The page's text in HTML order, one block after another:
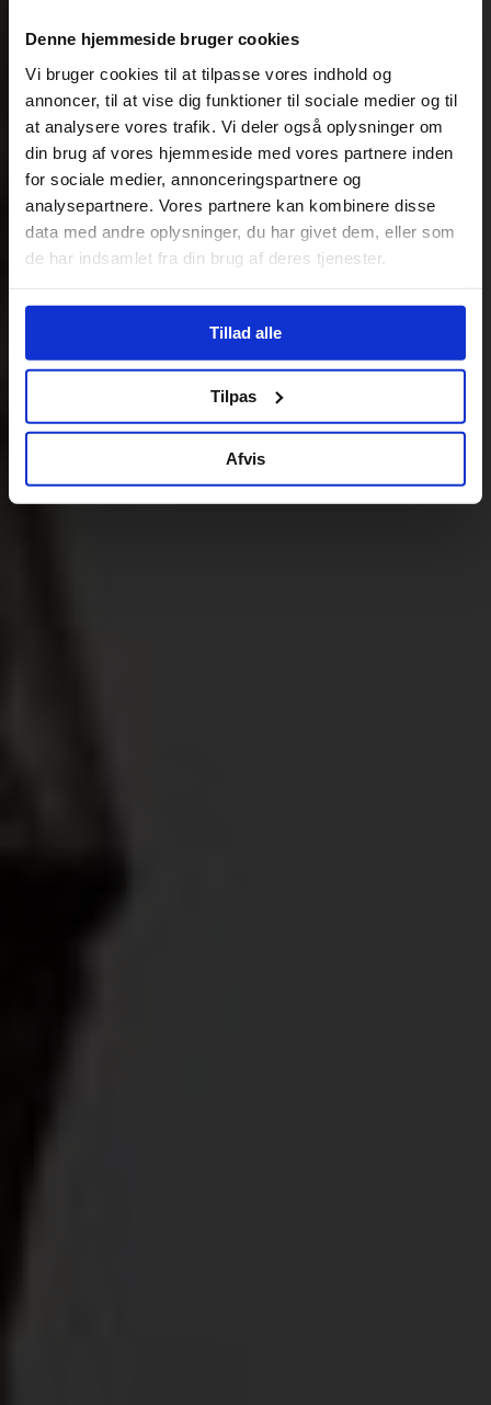
Denne hjemmeside bruger cookies
Vi bruger cookies til at tilpasse vores indhold og
annoncer, til at vise dig funktioner til sociale medier og til
at analysere vores trafik. Vi deler også oplysninger om
din brug af vores hjemmeside med vores partnere inden
for sociale medier, annonceringspartnere og
analysepartnere. Vores partnere kan kombinere disse
data med andre oplysninger, du har givet dem, eller som
de har indsamlet fra din brug af deres tjenester.
Tillad alle
Tilpas
Afvis